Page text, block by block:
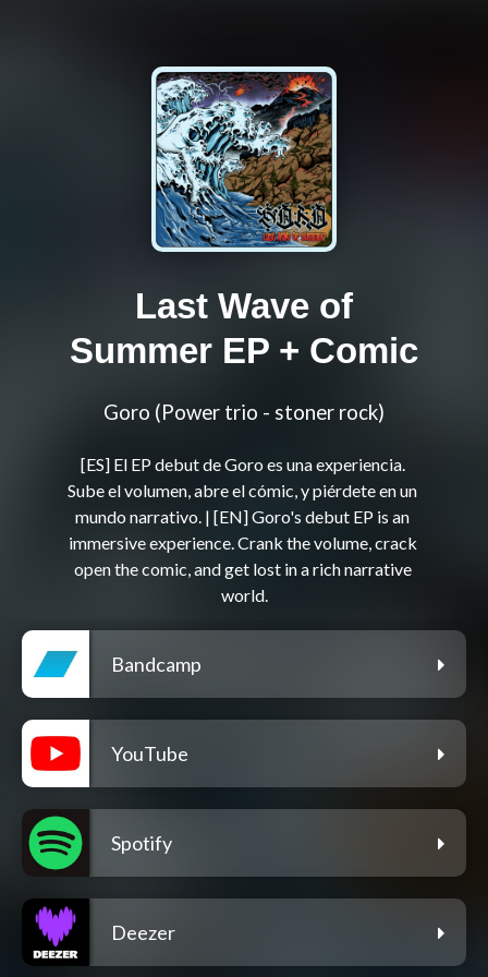
Last Wave of
Summer EP + Comic
Goro (Power trio - stoner rock)
[ES] El EP debut de Goro es una experiencia.
Sube el volumen, abre el cómic, y piérdete en un
mundo narrativo. | [EN] Goro's debut EP is an
immersive experience. Crank the volume, crack
open the comic, and get lost in a rich narrative
world.
Bandcamp
YouTube
Spotify
Deezer